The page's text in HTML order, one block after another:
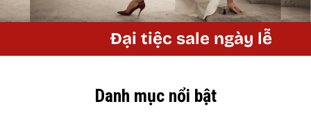
Đại tiệc sale ngày lễ
Danh mục nổi bật